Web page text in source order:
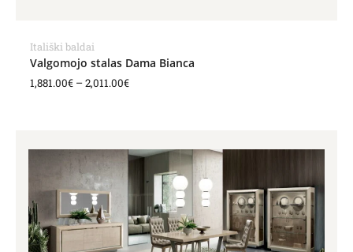
Itališki baldai
Valgomojo stalas Dama Bianca
1,881.00€ –2,011.00€
range:
2,199.00€
through
2,371.00€